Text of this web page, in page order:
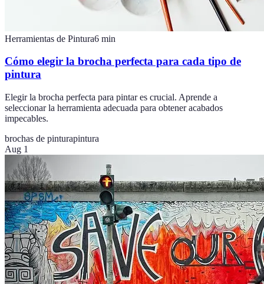
Herramientas de Pintura6 min
Cómo elegir la brocha perfecta para cada tipo de
pintura
Elegir la brocha perfecta para pintar es crucial. Aprende a
seleccionar la herramienta adecuada para obtener acabados
impecables.
brochas de pinturapintura
Aug 1